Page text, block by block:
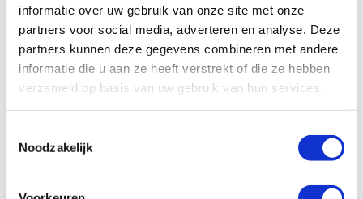
informatie over uw gebruik van onze site met onze
partners voor social media, adverteren en analyse. Deze
partners kunnen deze gegevens combineren met andere
informatie die u aan ze heeft verstrekt of die ze hebben
verzameld op basis van uw gebruik van hun services.
Noodzakelijk
installatiebedrijven zijn die dit totale pakket helemaal
oppakken. Daarnaast zullen diverse specialismen en
bedrijven steeds vaker in een partnership samenwerken.
Een totaalpakket wordt in ieder geval essentieel.
Welk pad je ook kiest, het is de komende jaren nog
trainingen aangeboden door groothandelaren en